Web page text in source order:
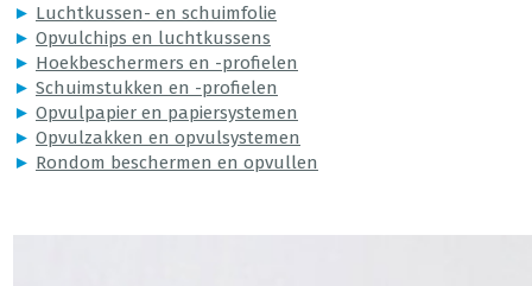
► Luchtkussen- en schuimfolie
► Opvulchips en luchtkussens
► Hoekbeschermers en -profielen
► Schuimstukken en -profielen
► Opvulpapier en papiersystemen
► Opvulzakken en opvulsystemen
► Rondom beschermen en opvullen